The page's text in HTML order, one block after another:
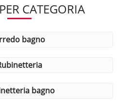
CATEGORIA
bagno
rubinetteria
bagno